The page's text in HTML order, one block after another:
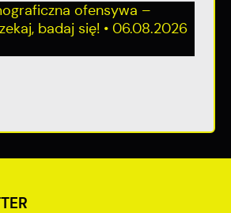
ofensywa –
badaj się! • 06.08.2026